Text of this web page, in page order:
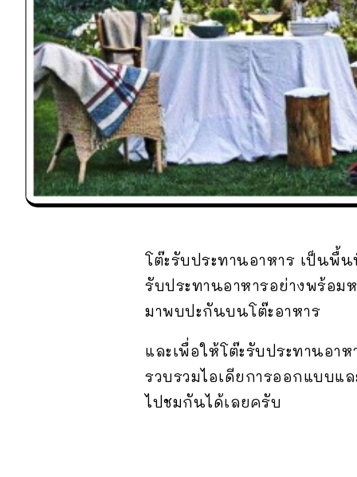
โต๊ะรับประทานอาหาร เป็นพื้
รับประทานอาหารอย่างพร้อ
มาพบปะกันบนโต๊ะอาหาร
และเพื่อให้โต๊ะรับประทานอ
รวบรวมไอเดียการออกแบบ
ไปชมกันได้เลยครับ